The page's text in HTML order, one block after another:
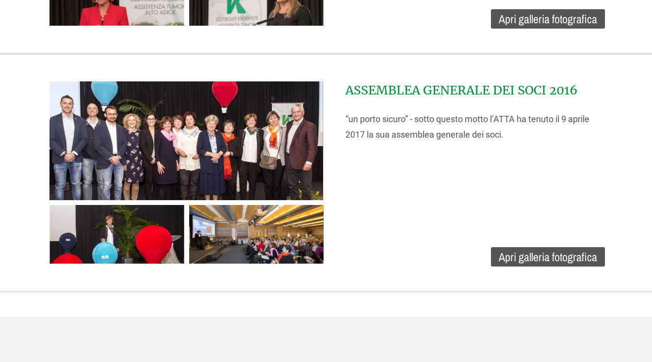
Apri galleria fotografica
ASSEMBLEA GENERALE DEI SOCI 2016
“un porto sicuro” - sotto questo motto l’ATTA ha tenuto il 9 aprile
2017 la sua assemblea generale dei soci.
Apri galleria fotografica